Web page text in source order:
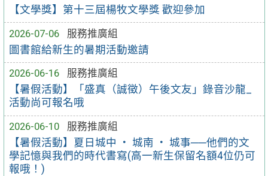
【文學獎】第十三屆楊牧文學獎 歡迎參加
2026-07-06
服務推廣組
圖書館給新生的暑期活動邀請
2026-06-16
服務推廣組
【暑假活動】「盛真（誠徵）午後文友」錄音沙龍_
活動尚可報名哦
2026-06-10
服務推廣組
【暑假活動】夏日城中 ‧ 城南 ‧ 城事──他們的文
學記憶與我們的時代書寫(高一新生保留名額4位仍可
報哦！)